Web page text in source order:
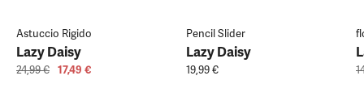
Astuccio Rigido
Lazy Daisy
24,99 € 17,49 €
Pencil Slider
Lazy Daisy
19,99 €